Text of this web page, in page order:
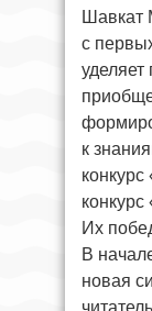
Шавкат
с
к
Их
В
новая